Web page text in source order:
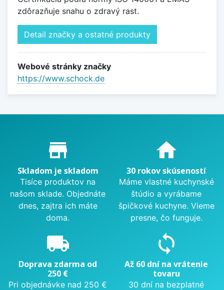
zdôrazňuje snahu o zdravý rast.
Detail značky a ostatné produkty
Webové stránky značky
https://www.schock.de
Proč nakupovat u nás?
store_mall_directory
Skladom je skladom
Tisíce produktov na
našom sklade. Objednáte
dnes, zajtra ich máte
doma.
home
30 rokov skúseností
Máme vlastné kuchynské
štúdio a vyrábame
špičkové kuchyne. Vieme
presne, čo funguje.
local_shipping
Doprava zdarma od
250 €
Pri objednávke nad 250 €
sync
Až 60 dní na vrátenie
tovaru
30 dní na bezplatné